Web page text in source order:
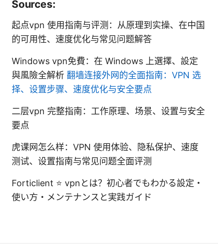
Sources:
起点vpn 使用指南与评测：从原理到实操、在中国
的可用性、速度优化与常见问题解答
Windows vpn免費：在 Windows 上選擇、設定
與風險全解析 翻墙连接外网的全面指南：VPN 选
择、设置步骤、速度优化与安全要点
二层vpn 完整指南：工作原理、场景、设置与安全
要点
虎课网怎么样：VPN 使用体验、隐私保护、速度
测试、设置指南与常见问题全面评测
Forticlient ⭐ vpnとは？初心者でもわかる設定・
使い方・メンテナンスと実践ガイド